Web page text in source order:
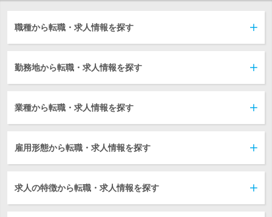
職種から転職・求人情報を探す
勤務地から転職・求人情報を探す
業種から転職・求人情報を探す
雇用形態から転職・求人情報を探す
求人の特徴から転職・求人情報を探す